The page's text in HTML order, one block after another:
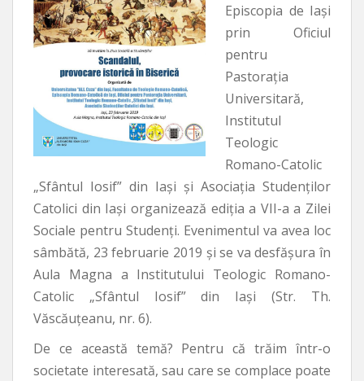
Episcopia de Iaşi
prin Oficiul
pentru
Pastoraţia
Universitară,
Institutul
Teologic
Romano-Catolic
„Sfântul Iosif” din Iași şi Asociaţia Studenţilor
Catolici din Iaşi organizează ediția a VII-a a Zilei
Sociale pentru Studenți. Evenimentul va avea loc
sâmbătă, 23 februarie 2019 și se va desfășura în
Aula Magna a Institutului Teologic Romano-
Catolic „Sfântul Iosif” din Iaşi (Str. Th.
Văscăuţeanu, nr. 6).
De ce această temă? Pentru că trăim într-o
societate interesată, sau care se complace poate